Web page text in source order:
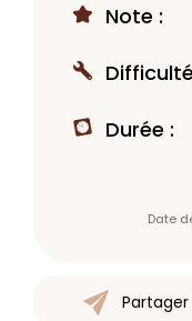
Note :
Durée :
Date
Partager